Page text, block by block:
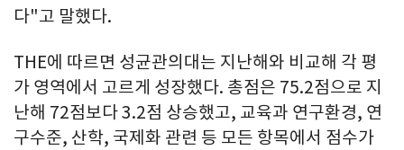
다"고 말했다.
THE에 따르면 성균관의대는 지난해와 비교해 각 평
가 영역에서 고르게 성장했다. 총점은 75.2점으로 지
난해 72점보다 3.2점 상승했고, 교육과 연구환경, 연
구수준, 산학, 국제화 관련 등 모든 항목에서 점수가